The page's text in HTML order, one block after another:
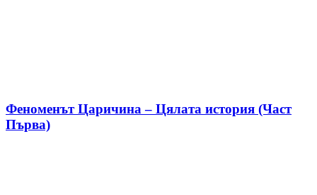
Феноменът Царичина – Цялата история (Част
Първа)